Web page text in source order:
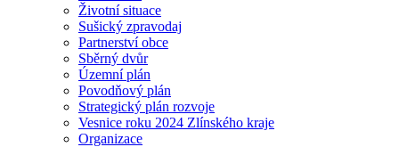
Životní situace
Sušický zpravodaj
Partnerství obce
Sběrný dvůr
Územní plán
Povodňový plán
Strategický plán rozvoje
Vesnice roku 2024 Zlínského kraje
Organizace